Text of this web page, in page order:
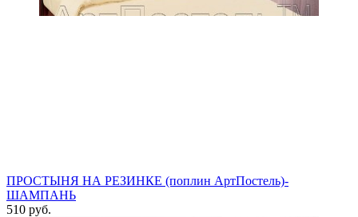
ПРОСТЫНЯ НА РЕЗИНКЕ (поплин АртПостель)-
ШАМПАНЬ
510 руб.